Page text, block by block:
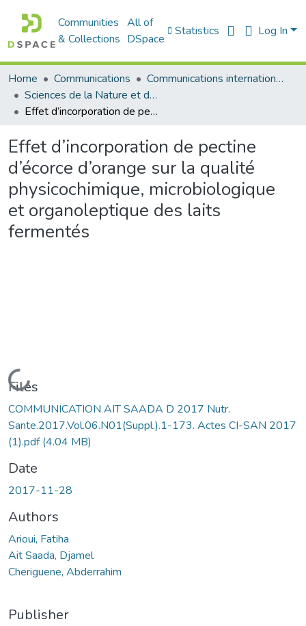
Communities
& Collections
All of
DSpace
Statistics Log In
Home Communications
Communications internationales (مداخلات دولية)
Sciences de la Nature et de la Vie - علوم الطبيعة و الحياة
Effet d’incorporation de pectine d’écorce d’orange sur la qualité physicochimique, microbiologique et organoleptique des laits fermentés
Effet d’incorporation de pectine
d’écorce d’orange sur la qualité
physicochimique, microbiologique
et organoleptique des laits
fermentés
Loading...
Files
COMMUNICATION AIT SAADA D 2017 Nutr.
Sante.2017.Vol.06.N01(Suppl.).1-173. Actes CI-SAN 2017
(1).pdf(4.04 MB)
Date
2017-11-28
Authors
Arioui, Fatiha
Ait Saada, Djamel
Cheriguene, Abderrahim
Publisher